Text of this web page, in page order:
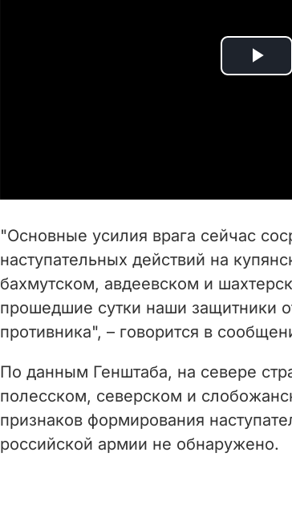
P
i
d
e
o
"Основные усилия врага сейчас
наступательных действий на
бахмутском, авдеевском и
прошедшие сутки наши защитники
противника", – говорится в
По данным Генштаба, на севере
полесском, северском и
признаков формирования
российской армии не обнаружено.